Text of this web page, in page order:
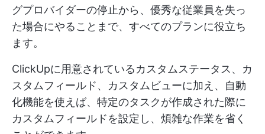
グプロバイダーの停止から、優秀な従業員を失っ
た場合にやることまで、すべてのプランに役立ち
ます。
ClickUpに用意されているカスタムステータス、カ
スタムフィールド、カスタムビューに加え、自動
化機能を使えば、特定のタスクが作成された際に
カスタムフィールドを設定し、煩雑な作業を省く